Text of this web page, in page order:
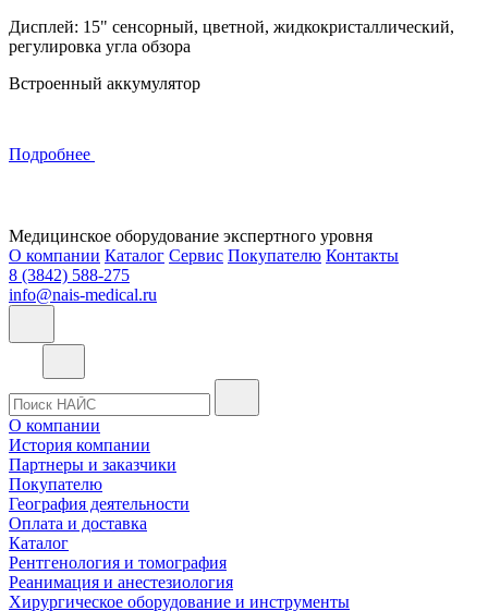
Дисплей: 15" сенсорный, цветной, жидкокристаллический,
регулировка угла обзора
Встроенный аккумулятор
Подробнее
Медицинское оборудование экспертного уровня
О компании Каталог Сервис Покупателю Контакты
8 (3842) 588-275
info@nais-medical.ru
О компании
История компании
Партнеры и заказчики
Покупателю
География деятельности
Оплата и доставка
Каталог
Рентгенология и томография
Реанимация и анестезиология
Хирургическое оборудование и инструменты